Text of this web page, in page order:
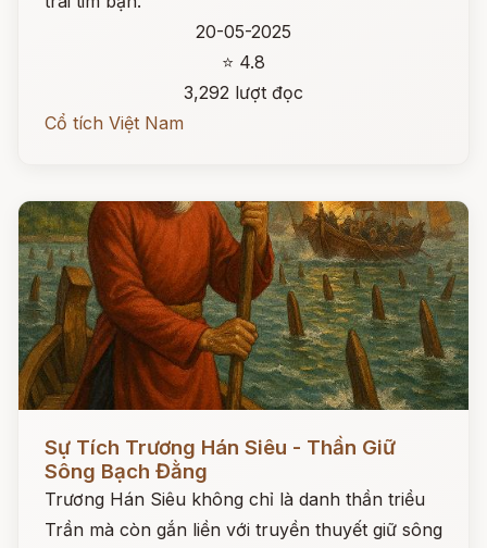
20-05-2025
⭐ 4.8
3,292 lượt đọc
Cổ tích Việt Nam
Sự Tích Trương Hán Siêu - Thần Giữ
Sông Bạch Đằng
Trương Hán Siêu không chỉ là danh thần triều
Trần mà còn gắn liền với truyền thuyết giữ sông